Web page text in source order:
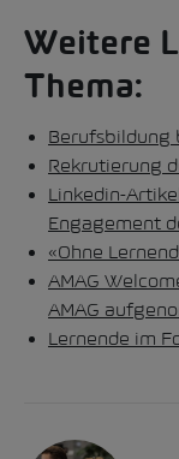
Weitere
Thema:
Berufsbildung
Rekrutierung
Linkedin-
Engagement
«Ohne
AMAG
AMAG
Lernende im